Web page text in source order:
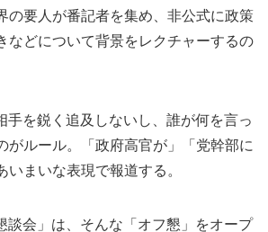
の要人が番記者を集め、非公式に政策
などについて背景をレクチャーするの
を鋭く追及しないし、誰が何を言っ
がルール。「政府高官が」「党幹部に
いまいな表現で報道する。
会」は、そんな「オフ懇」をオープ